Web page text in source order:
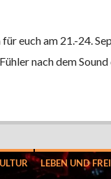
euch am 21.-24.
nach dem
LEBEN UND